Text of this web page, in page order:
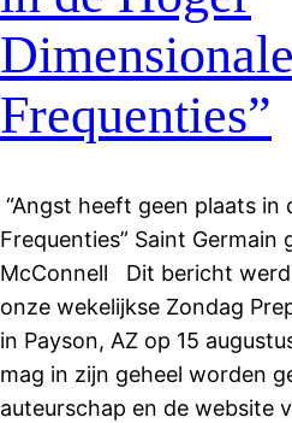
Dimensionale
Frequenties”
“Angst heeft geen plaats in
Frequenties” Saint
McConnell Dit bericht
onze wekelijkse Zondag
in Payson, AZ op 15
mag in zijn geheel worden
auteurschap en de website